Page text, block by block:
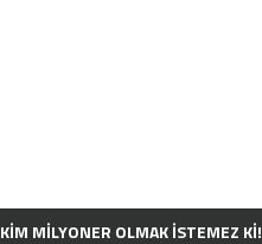
KIM MILYONER OLMAK İSTEMEZ KI!